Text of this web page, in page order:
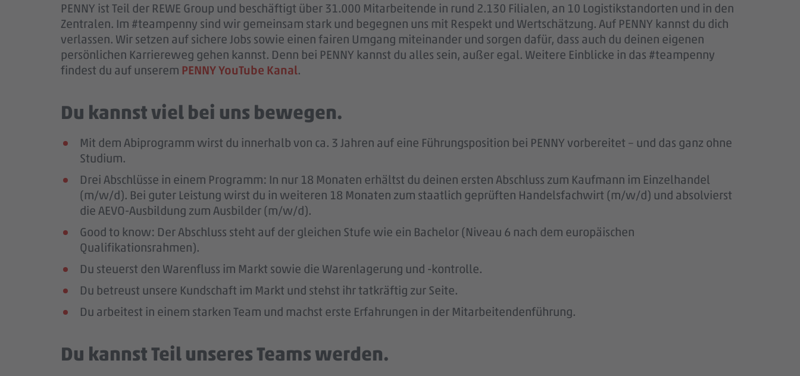
PENNY ist Teil der REWE Group und beschäftigt über 31.000 Mitarbeitende in rund 2.130 Filialen, an 10 Logistikstandorten und in den
Zentralen. Im #teampenny sind wir gemeinsam stark und begegnen uns mit Respekt und Wertschätzung. Auf PENNY kannst du dich
verlassen. Wir setzen auf sichere Jobs sowie einen fairen Umgang miteinander und sorgen dafür, dass auch du deinen eigenen
persönlichen Karriereweg gehen kannst. Denn bei PENNY kannst du alles sein, außer egal. Weitere Einblicke in das #teampenny
findest du auf unserem PENNY YouTube Kanal.
Du kannst viel bei uns bewegen.
Mit dem Abiprogramm wirst du innerhalb von ca. 3 Jahren auf eine Führungsposition bei PENNY vorbereitet – und das ganz ohne
Studium.
Drei Abschlüsse in einem Programm: In nur 18 Monaten erhältst du deinen ersten Abschluss zum Kaufmann im Einzelhandel
(m/w/d). Bei guter Leistung wirst du in weiteren 18 Monaten zum staatlich geprüften Handelsfachwirt (m/w/d) und absolvierst
die AEVO-Ausbildung zum Ausbilder (m/w/d).
Good to know: Der Abschluss steht auf der gleichen Stufe wie ein Bachelor (Niveau 6 nach dem europäischen
Qualifikationsrahmen).
Du steuerst den Warenfluss im Markt sowie die Warenlagerung und -kontrolle.
Du betreust unsere Kundschaft im Markt und stehst ihr tatkräftig zur Seite.
Du arbeitest in einem starken Team und machst erste Erfahrungen in der Mitarbeitendenführung.
Du kannst Teil unseres Teams werden.